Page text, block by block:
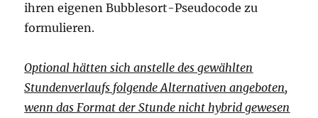
ihren eigenen Bubblesort-Pseudocode zu
formulieren.
Optional hätten sich anstelle des gewählten
Stundenverlaufs folgende Alternativen angeboten,
wenn das Format der Stunde nicht hybrid gewesen